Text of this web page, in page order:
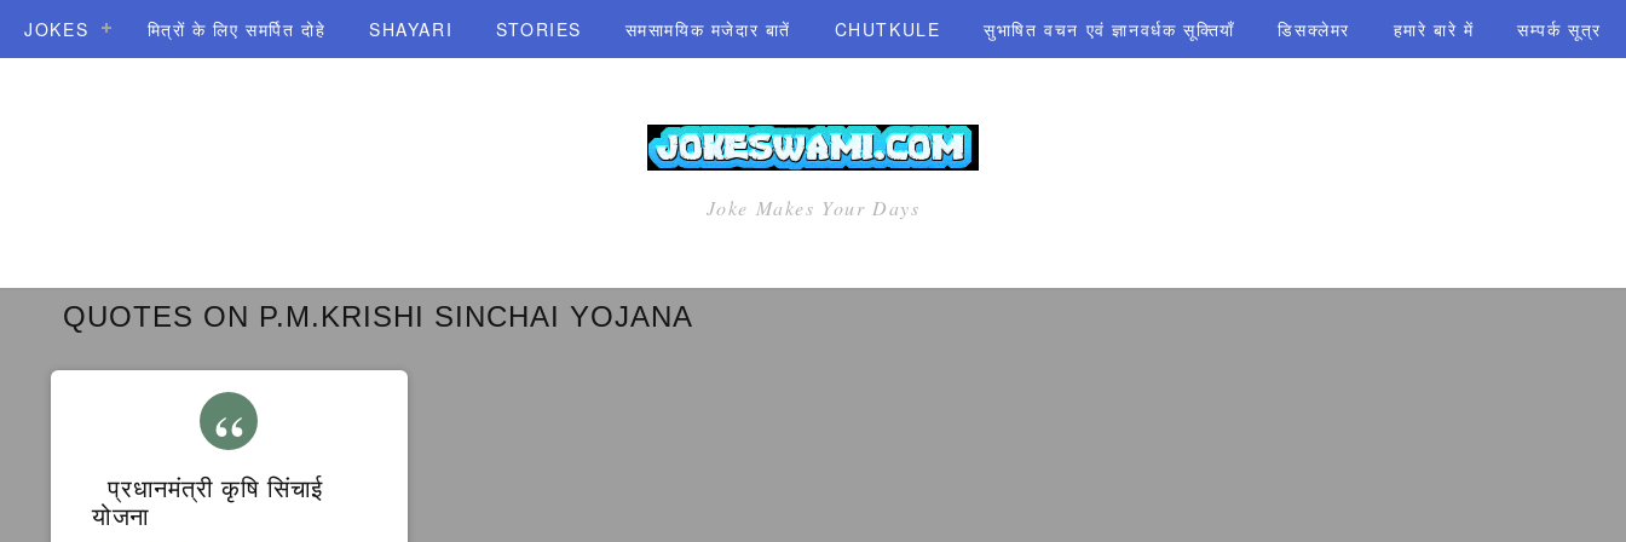
JOKES मित्रों के लिए समर्पित दोहे SHAYARI STORIES समसामयिक मजेदार बातें CHUTKULE सुभाषित वचन एवं ज्ञानवर्धक सूक्तियाँ डिसक्लेमर हमारे बारे में सम्पर्क सूत्र
Joke Makes Your Days
QUOTES ON P.M.KRISHI SINCHAI YOJANA
प्रधानमंत्री कृषि सिंचाई
योजना